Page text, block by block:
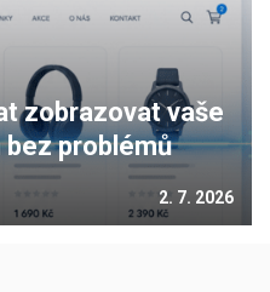
zobrazovat vaše
problémů
2. 7. 2026